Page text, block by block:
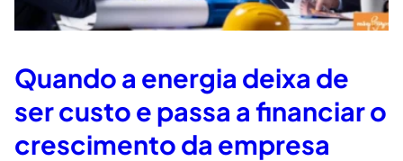
Quando a energia deixa de
ser custo e passa a financiar o
crescimento da empresa